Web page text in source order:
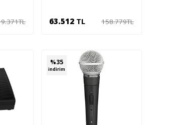
TL 63.512 TL 158.779TL
%35
indirim